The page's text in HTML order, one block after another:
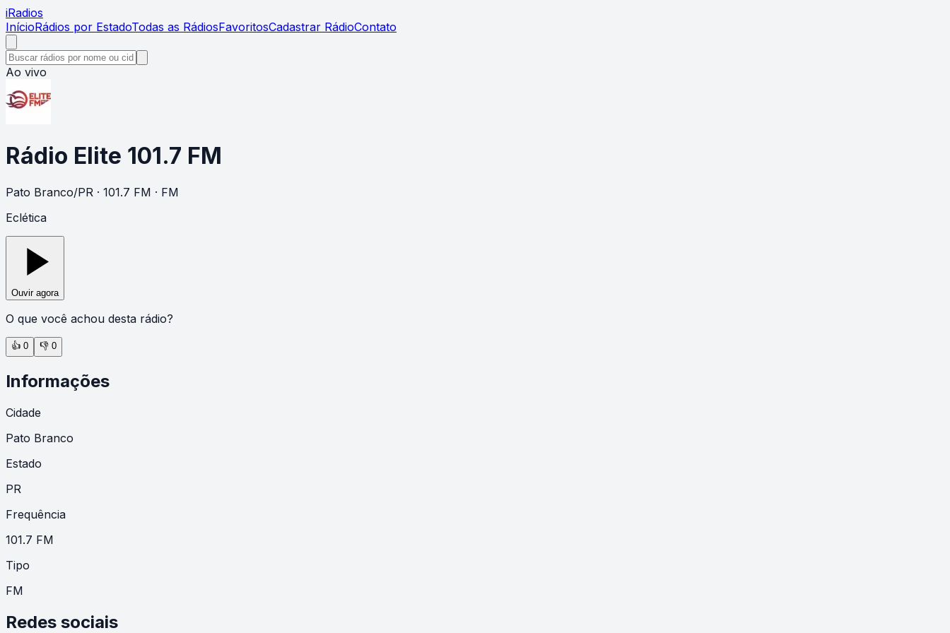
iRadios
InícioRádios por EstadoTodas as RádiosFavoritosCadastrar RádioContato
Ao vivo
Rádio Elite 101.7 FM
Pato Branco/PR · 101.7 FM · FM
Eclética
Ouvir agora
O que você achou desta rádio?
👍 0 👎 0
Informações
Cidade
Pato Branco
Estado
PR
Frequência
101.7 FM
Tipo
FM
Redes sociais